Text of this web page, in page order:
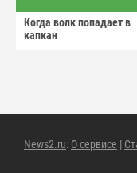
Когда волк попадает в
капкан
News2.ru: О сервисе |